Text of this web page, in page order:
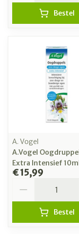
Bestel
A. Vogel
A.Vogel
Extra Intensief
€ 15,99
Bestel